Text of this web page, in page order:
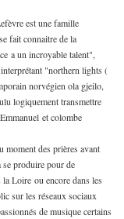
est une famille
fait connaitre de la
a un incroyable talent",
"northern lights (
norvégien ola gjeilo,
logiquement transmettre
et colombe
moment des prières avant
se produire pour de
Loire ou encore dans les
sur les réseaux sociaux
de musique certains